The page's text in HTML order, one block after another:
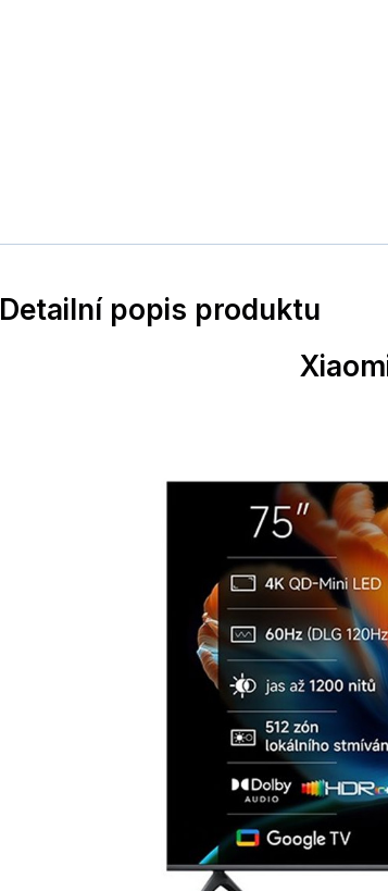
Detailní popis produktu